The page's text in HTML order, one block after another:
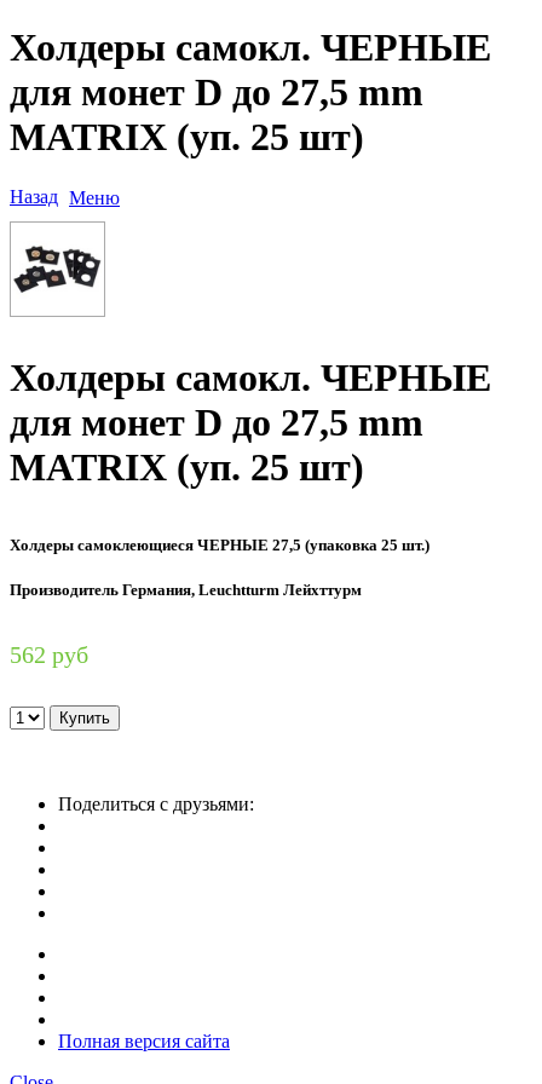
Холдеры самокл. ЧЕРНЫЕ
для монет D до 27,5 mm
MATRIX (уп. 25 шт)
Назад Меню
Холдеры самокл. ЧЕРНЫЕ
для монет D до 27,5 mm
MATRIX (уп. 25 шт)
Холдеры самоклеющиеся ЧЕРНЫЕ 27,5 (упаковка 25 шт.)
Производитель Германия, Leuchtturm Лейхттурм
562 руб
Поделиться с друзьями:
Полная версия сайта